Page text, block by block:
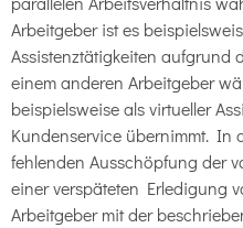
Arbeitgeber ist es
Assistenztätigkeiten aufgrund
einem anderen Arbeitgeber
beispielsweise als virtueller
Kundenservice übernimmt. In
fehlenden Ausschöpfung der
einer verspäteten Erledigung
Arbeitgeber mit der